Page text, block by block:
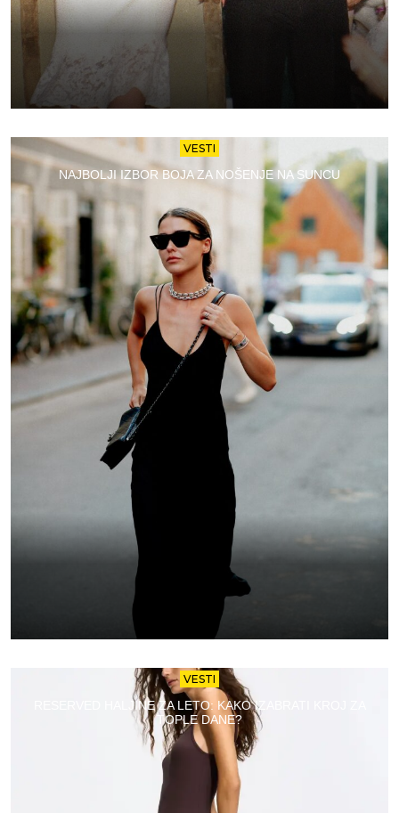
VESTI
NAJBOLJI IZBOR BOJA ZA NOŠENJE NA SUNCU
VESTI
RESERVED HALJINE ZA LETO: KAKO IZABRATI KROJ ZA
TOPLE DANE?